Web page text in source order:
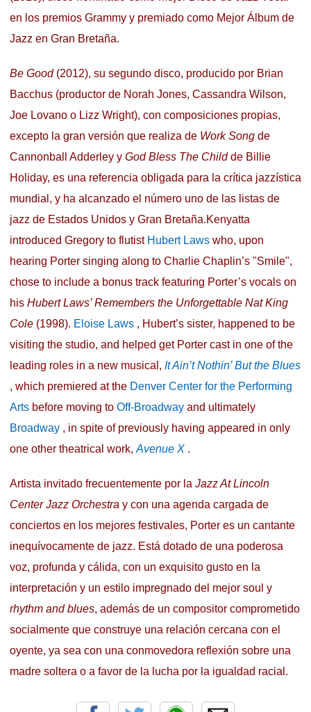
en los premios Grammy y premiado como Mejor Álbum de
Jazz en Gran Bretaña.
Be Good(2012), su segundo disco, producido por Brian
Bacchus (productor de Norah Jones, Cassandra Wilson,
Joe Lovano o Lizz Wright), con composiciones propias,
excepto la gran versión que realiza de Work Song de
Cannonball Adderley y God Bless The Childde Billie
Holiday, es una referencia obligada para la crítica jazzística
mundial, y ha alcanzado el número uno de las listas de
jazz de Estados Unidos y Gran Bretaña.Kenyatta
introduced Gregory to flutist Hubert Laws who, upon
hearing Porter singing along to Charlie Chaplin’s "Smile",
chose to include a bonus track featuring Porter’s vocals on
his Hubert Laws’ Remembers the Unforgettable Nat King
Cole (1998). Eloise Laws , Hubert’s sister, happened to be
visiting the studio, and helped get Porter cast in one of the
leading roles in a new musical, It Ain’t Nothin’ But the Blues
, which premiered at the Denver Center for the Performing
Arts before moving to Off-Broadway and ultimately
Broadway , in spite of previously having appeared in only
one other theatrical work, Avenue X .
Artista invitado frecuentemente por la Jazz At Lincoln
Center Jazz Orchestra y con una agenda cargada de
conciertos en los mejores festivales, Porter es un cantante
inequívocamente de jazz. Está dotado de una poderosa
voz, profunda y cálida, con un exquisito gusto en la
interpretación y un estilo impregnado del mejor soul y
rhythm and blues, además de un compositor comprometido
socialmente que construye una relación cercana con el
oyente, ya sea con una conmovedora reflexión sobre una
madre soltera o a favor de la lucha por la igualdad racial.